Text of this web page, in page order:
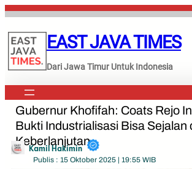
Lewati
konten
EAST JAVA TIMES
Dari Jawa Timur Untuk Indonesia
Gubernur Khofifah: Coats Rejo
Bukti Industrialisasi Bisa Sejalan
Keberlanjutan
Kamil Hakimin
Publis : 15 Oktober 2025 | 19:55 WIB